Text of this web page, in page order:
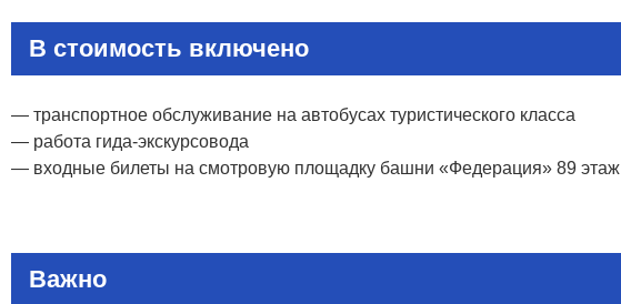
В стоимость включено
— транспортное обслуживание на автобусах туристического класса
— работа гида-экскурсовода
— входные билеты на смотровую площадку башни «Федерация» 89 этаж
Важно